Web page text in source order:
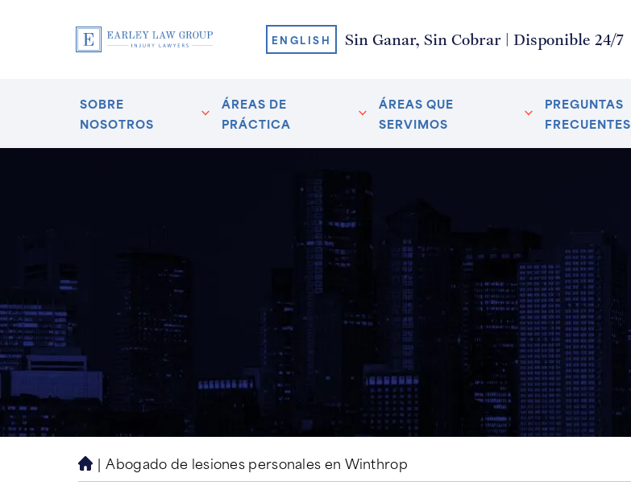
ENGLISH Sin Ganar, Sin Cobrar | Disponible 24/7
SOBRE
NOSOTROS
ÁREAS DE
PRÁCTICA
ÁREAS QUE
SERVIMOS
PREGUNTAS
FRECUENTES
H
o
| Abogado de lesiones personales en Winthrop